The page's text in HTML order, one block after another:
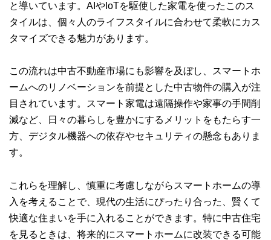
と導いています。AIやIoTを駆使した家電を使ったこのス
タイルは、個々人のライフスタイルに合わせて柔軟にカス
タマイズできる魅力があります。
この流れは中古不動産市場にも影響を及ぼし、スマートホ
ームへのリノベーションを前提とした中古物件の購入が注
目されています。スマート家電は遠隔操作や家事の手間削
減など、日々の暮らしを豊かにするメリットをもたらす一
方、デジタル機器への依存やセキュリティの懸念もありま
す。
これらを理解し、慎重に考慮しながらスマートホームの導
入を考えることで、現代の生活にぴったり合った、賢くて
快適な住まいを手に入れることができます。特に中古住宅
を見るときは、将来的にスマートホームに改装できる可能